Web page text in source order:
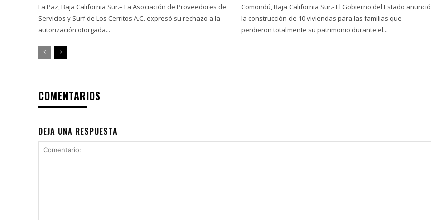
La Paz, Baja California Sur.– La Asociación de Proveedores de
Servicios y Surf de Los Cerritos A.C. expresó su rechazo a la
autorización otorgada...
Comondú, Baja California Sur.- El Gobierno del Estado anunció
la construcción de 10 viviendas para las familias que
perdieron totalmente su patrimonio durante el...
COMENTARIOS
DEJA UNA RESPUESTA